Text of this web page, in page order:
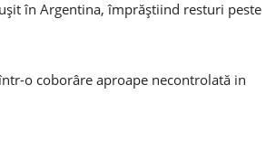
în Argentina, împrăștiind resturi peste
o coborâre aproape necontrolată in